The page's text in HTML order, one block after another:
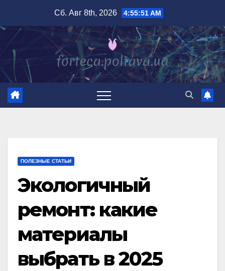
содержимому
Сб. Авг 8th, 2026 4:55:53 AM
ПОЛЕЗНЫЕ СТАТЬИ
Экологичный
ремонт: какие
материалы
выбрать в 2025